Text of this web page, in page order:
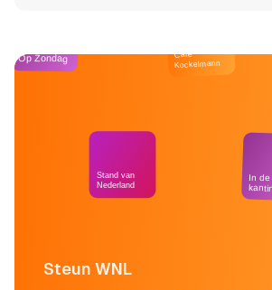
Steun WNL
Op Zondag
Stand van
Nederland
Café
Kockelmann
In de